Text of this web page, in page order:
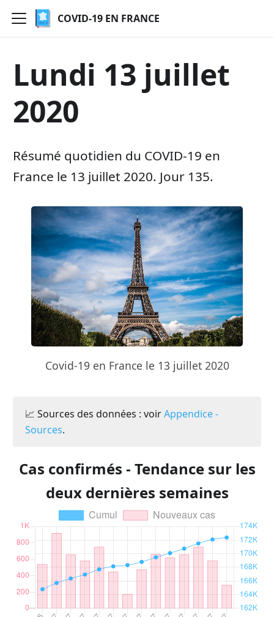
COVID-19 EN FRANCE
Lundi 13 juillet
2020
Résumé quotidien du COVID-19 en
France le 13 juillet 2020. Jour 135.
Covid-19 en France le 13 juillet 2020
📈 Sources des données : voirAppendice -
Sources.
Cas confirmés - Tendance sur les
deux dernières semaines